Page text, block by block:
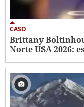
CASO
Brittany
Norte USA 2026: